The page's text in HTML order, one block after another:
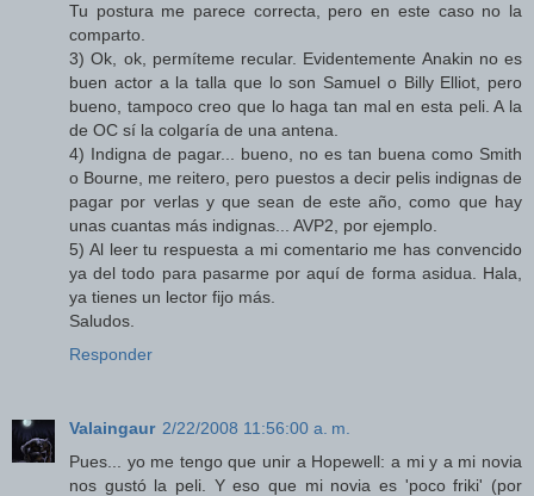
Tu postura me parece correcta, pero en este caso no la
comparto.
3) Ok, ok, permíteme recular. Evidentemente Anakin no es
buen actor a la talla que lo son Samuel o Billy Elliot, pero
bueno, tampoco creo que lo haga tan mal en esta peli. A la
de OC sí la colgaría de una antena.
4) Indigna de pagar... bueno, no es tan buena como Smith
o Bourne, me reitero, pero puestos a decir pelis indignas de
pagar por verlas y que sean de este año, como que hay
unas cuantas más indignas... AVP2, por ejemplo.
5) Al leer tu respuesta a mi comentario me has convencido
ya del todo para pasarme por aquí de forma asidua. Hala,
ya tienes un lector fijo más.
Saludos.
Responder
Valaingaur 2/22/2008 11:56:00 a. m.
Pues... yo me tengo que unir a Hopewell: a mi y a mi novia
nos gustó la peli. Y eso que mi novia es 'poco friki' (por